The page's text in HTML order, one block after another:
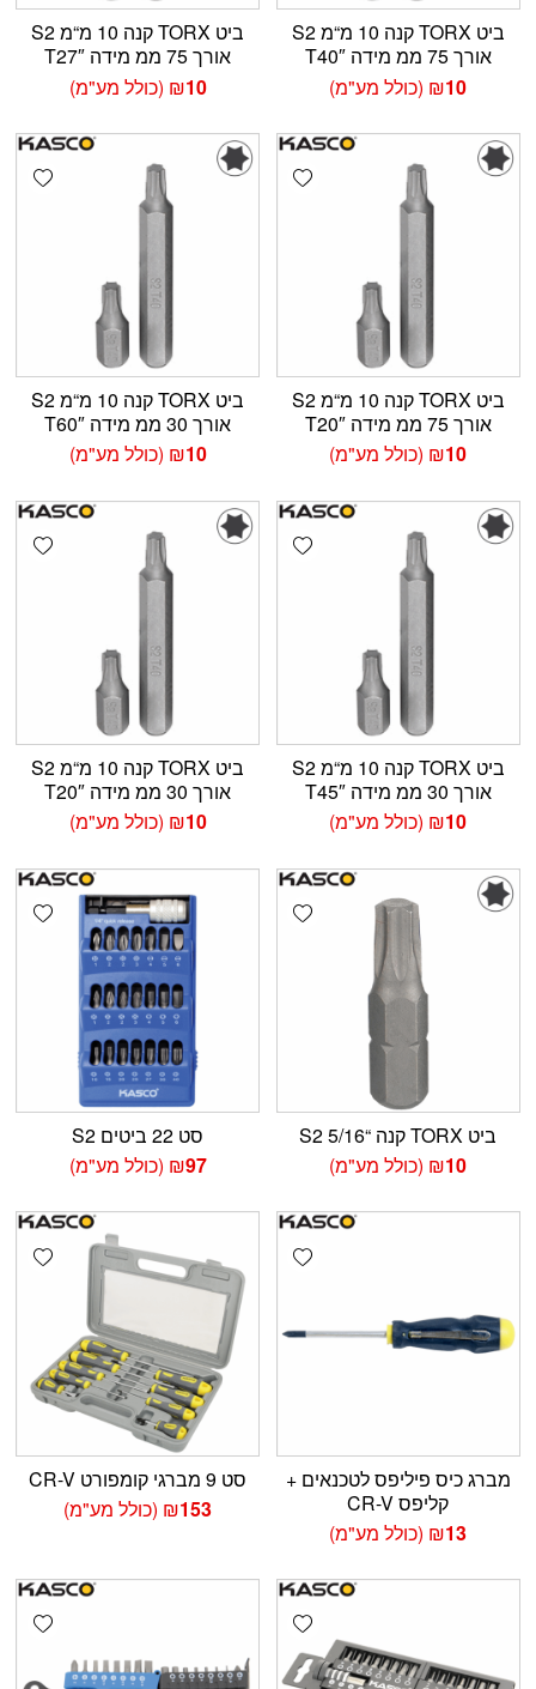
ביט TORX קנה 10 מ“מ S2
אורך 75 ממ מידה T40″
₪10 (כולל מע"מ)
ביט TORX קנה 10 מ“מ S2
אורך 75 ממ מידה T27″
₪10 (כולל מע"מ)
Add wishlist
ביט TORX קנה 10 מ“מ S2
אורך 75 ממ מידה T20″
₪10 (כולל מע"מ)
ביט TORX קנה 10 מ“מ S2
אורך 30 ממ מידה T60″
₪10 (כולל מע"מ)
Add wishlist
ביט TORX קנה 10 מ“מ S2
אורך 30 ממ מידה T45″
₪10 (כולל מע"מ)
ביט TORX קנה 10 מ“מ S2
אורך 30 ממ מידה T20″
₪10 (כולל מע"מ)
Add wishlist
ביט TORX קנה “5/16 S2
₪10 (כולל מע"מ)
סט 22 ביטים S2
₪97 (כולל מע"מ)
Add wishlist
מברג כיס פיליפס לטכנאים +
קליפס CR-V
₪13 (כולל מע"מ)
סט 9 מברגי קומפורט CR-V
₪153 (כולל מע"מ)
Add wishlist